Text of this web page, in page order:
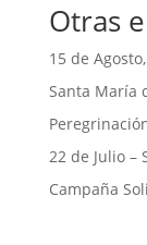
Otras
15 de
Santa María
22 de Julio –
Campaña